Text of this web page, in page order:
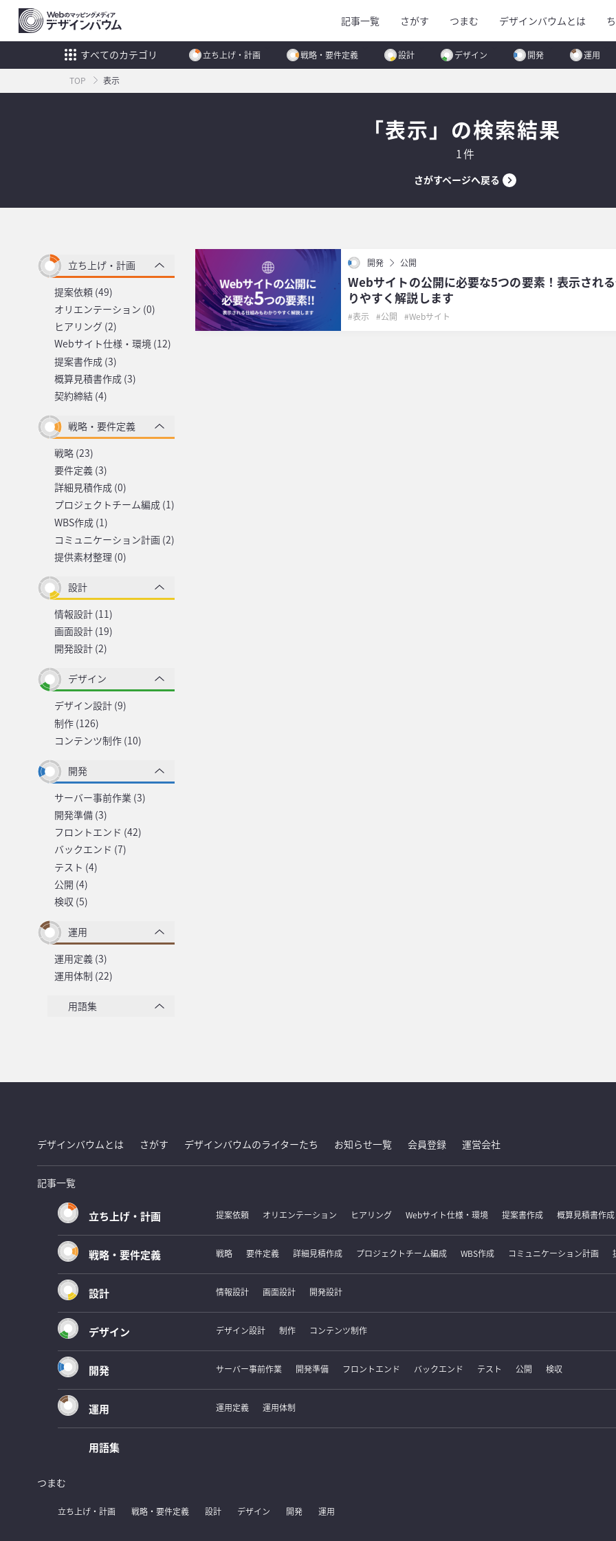
記事一覧 さがす つまむ デザインバウムとは
すべてのカテゴリ 立ち上げ・計画 戦略・要件定義 設計 デザイン 開発 運用
TOP 表示
「表示」の検索結果
1件
さがすページへ戻る
開発 公開
Webサイトの公開に必要な5つの要素！表示され
りやすく解説します
表示 公開 Webサイト
立ち上げ・計画
提案依頼 (49)
オリエンテーション (0)
ヒアリング (2)
Webサイト仕様・環境 (12)
提案書作成 (3)
概算見積書作成 (3)
契約締結 (4)
戦略・要件定義
戦略 (23)
要件定義 (3)
詳細見積作成 (0)
プロジェクトチーム編成 (1)
WBS作成 (1)
コミュニケーション計画 (2)
提供素材整理 (0)
設計
情報設計 (11)
画面設計 (19)
開発設計 (2)
デザイン
デザイン設計 (9)
制作 (126)
コンテンツ制作 (10)
開発
サーバー事前作業 (3)
開発準備 (3)
フロントエンド (42)
バックエンド (7)
テスト (4)
公開 (4)
検収 (5)
運用
運用定義 (3)
運用体制 (22)
用語集
デザインバウムとは さがす デザインバウムのライターたち お知らせ一覧 会員登録 運営会社
記事一覧
立ち上げ・計画 提案依頼 オリエンテーション ヒアリング Webサイト仕様・環境 提案書作成 概算見積書作成
戦略・要件定義 戦略 要件定義 詳細見積作成 プロジェクトチーム編成 WBS作成 コミュニケーション計画
設計 情報設計 画面設計 開発設計
デザイン デザイン設計 制作 コンテンツ制作
開発 サーバー事前作業 開発準備 フロントエンド バックエンド テスト 公開 検収
運用 運用定義 運用体制
用語集
つまむ
立ち上げ・計画 戦略・要件定義 設計 デザイン 開発 運用